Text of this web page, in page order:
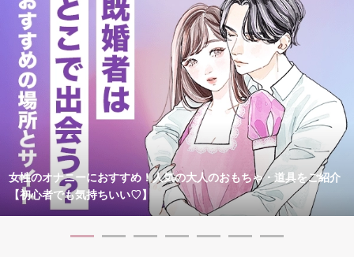
女性のオナニーにおすすめ！人気の大人のおもちゃ・道具をご紹介
【初心者でも気持ちいい♡】